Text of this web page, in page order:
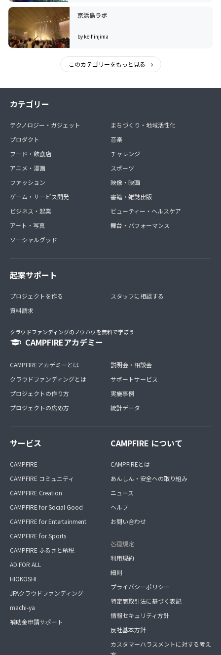
京浜島ラボ
by keihinjima
このカテゴリーをもっと見る
カテゴリー
テクノロジー・ガジェット
プロダクト
フード・飲食店
アニメ・漫画
ファッション
ゲーム・サービス開発
ビジネス・起業
アート・写真
ソーシャルグッド
まちづくり・地域活性化
音楽
チャレンジ
スポーツ
映像・映画
書籍・雑誌出版
ビューティー・ヘルスケア
舞台・パフォーマンス
起案サポート
プロジェクトを作る
資料請求
スタッフに相談する
クラウドファンディングのノウハウを無料で学ぼう
CAMPFIREアカデミー
CAMPFIREアカデミーとは
クラウドファンディングとは
プロジェクトの作り方
プロジェクトの広め方
説明会・相談会
サポートサービス
実施事例
統計データ
サービス
CAMPFIRE
CAMPFIRE コミュニティ
CAMPFIRE Creation
CAMPFIRE for Social Good
CAMPFIRE for Entertainment
CAMPFIRE for Sports
CAMPFIRE ふるさと納税
AD FOR ALL
HIOKOSHI
JFAクラウドファンディング
machi-ya
補助金申請サポート
CAMPFIRE について
CAMPFIREとは
あんしん・安全への取り組み
ニュース
ヘルプ
お問い合わせ
各種規定
利用規約
細則
プライバシーポリシー
特定商取引法に基づく表記
情報セキュリティ方針
反社基本方針
カスタマーハラスメントに対する考え